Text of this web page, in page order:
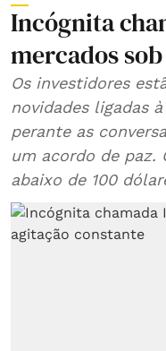
Incógnita
mercados
Os investidores
novidades ligadas
perante as
um acordo de paz.
abaixo de 100